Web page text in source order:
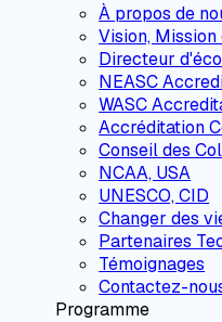
À propos de
Vision,
Directeur
NEASC
WASC
Accréditation
Conseil des
NCAA, USA
UNESCO, CID
Changer des
Partenaires
Témoignages
Contactez-
Programme